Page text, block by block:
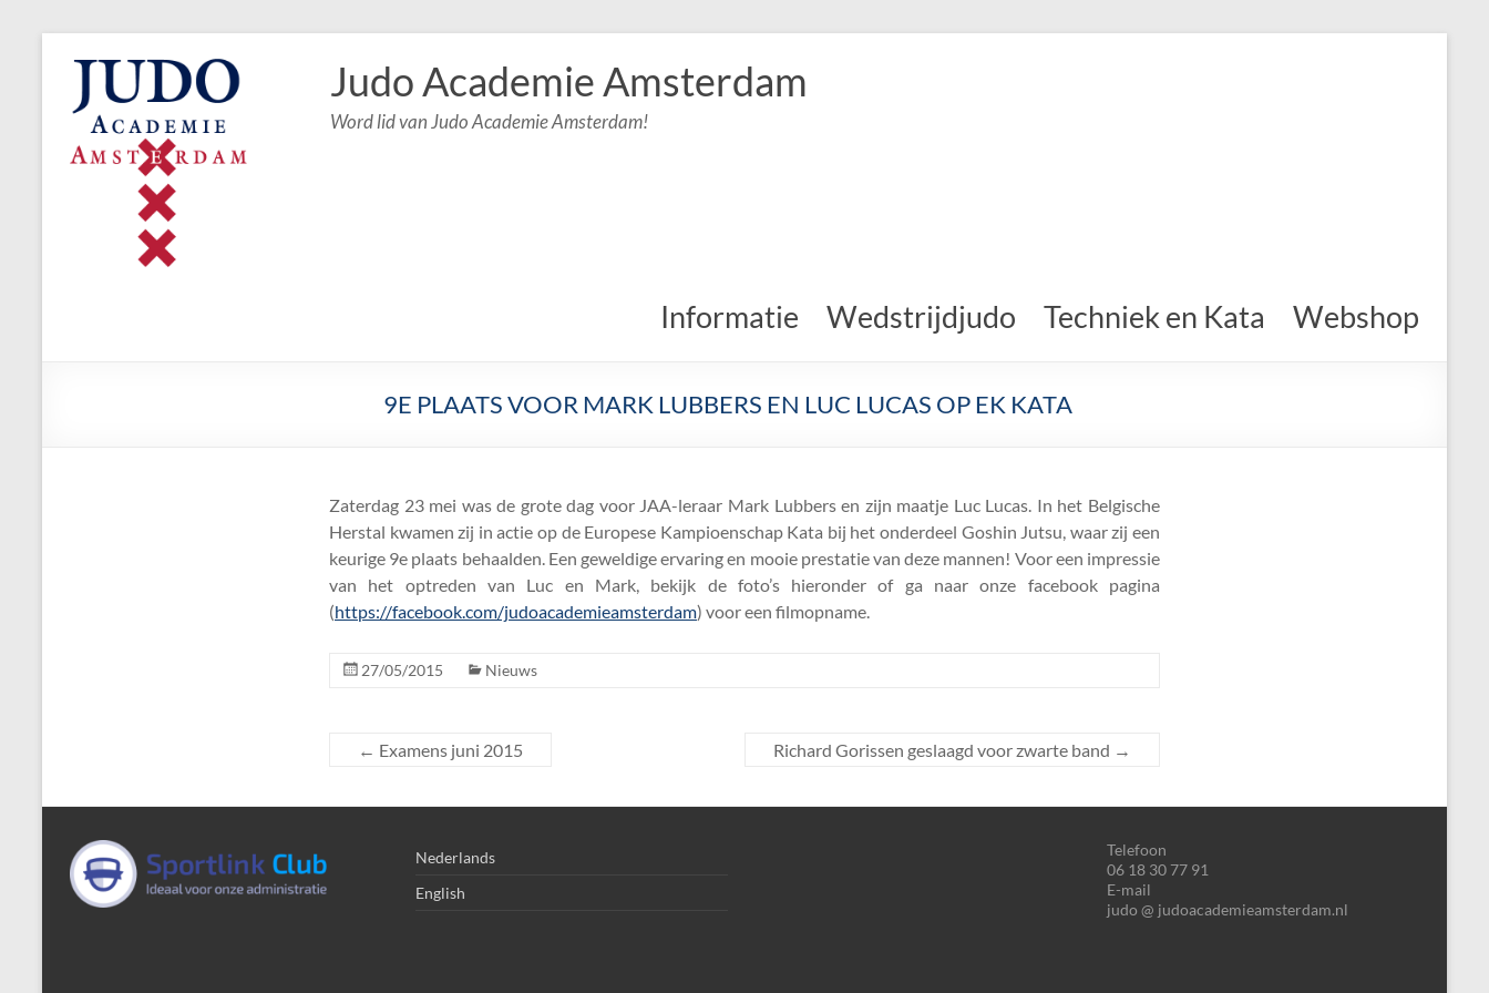
Judo Academie Amsterdam
Word lid van Judo Academie Amsterdam!
Informatie Wedstrijdjudo Techniek en Kata Webshop
9E PLAATS VOOR MARK LUBBERS EN LUC LUCAS OP EK KATA
Zaterdag 23 mei was de grote dag voor JAA-leraar Mark Lubbers en zijn maatje Luc Lucas. In het Belgische
Herstal kwamen zij in actie op de Europese Kampioenschap Kata bij het onderdeel Goshin Jutsu, waar zij een
keurige 9e plaats behaalden. Een geweldige ervaring en mooie prestatie van deze mannen! Voor een impressie
van het optreden van Luc en Mark, bekijk de foto’s hieronder of ga naar onze facebook pagina
(https://facebook.com/judoacademieamsterdam) voor een filmopname.
27/05/2015 Nieuws
← Examens juni 2015 Richard Gorissen geslaagd voor zwarte band →
Nederlands
English
Telefoon
06 18 30 77 91
E-mail
judo @ judoacademieamsterdam.nl